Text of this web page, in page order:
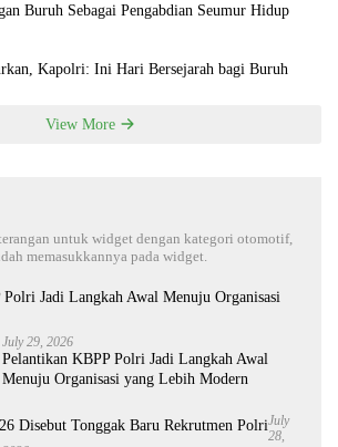
Buruh Sebagai Pengabdian Seumur Hidup
Kapolri: Ini Hari Bersejarah bagi Buruh
View More
untuk widget dengan kategori otomotif,
memasukkannya pada widget.
July 29, 2026
Pelantikan KBPP Polri Jadi Langkah Awal
Menuju Organisasi yang Lebih Modern
July
28,